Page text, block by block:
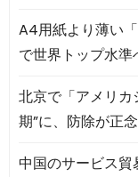
A4用紙より薄い
で世界トップ水準
北京で「アメリ
期”に、防除が正
中国のサービス